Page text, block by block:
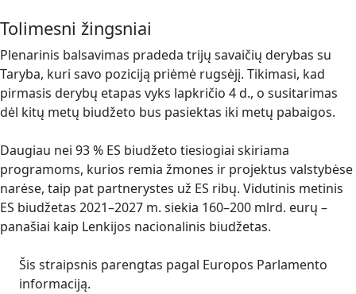
Tolimesni žingsniai
Plenarinis balsavimas pradeda trijų savaičių derybas su
Taryba, kuri savo poziciją priėmė rugsėjį. Tikimasi, kad
pirmasis derybų etapas vyks lapkričio 4 d., o susitarimas
dėl kitų metų biudžeto bus pasiektas iki metų pabaigos.
Daugiau nei 93 % ES biudžeto tiesiogiai skiriama
programoms, kurios remia žmones ir projektus valstybėse
narėse, taip pat partnerystes už ES ribų. Vidutinis metinis
ES biudžetas 2021–2027 m. siekia 160–200 mlrd. eurų –
panašiai kaip Lenkijos nacionalinis biudžetas.
Šis straipsnis parengtas pagal Europos Parlamento
informaciją.